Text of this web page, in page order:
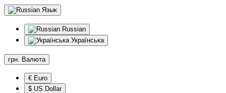
Язык
Russian
Українська
грн. Валюта
€ Euro
$ US Dollar